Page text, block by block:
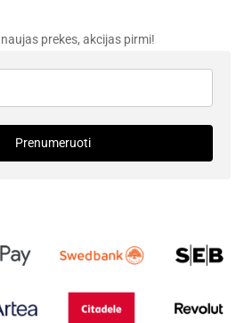
prekes, akcijas pirmi!
Prenumeruoti